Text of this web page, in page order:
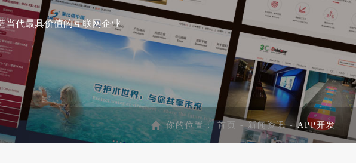
当代最具价值的互联网企业
你的位置：首页 -新闻资讯-APP开发